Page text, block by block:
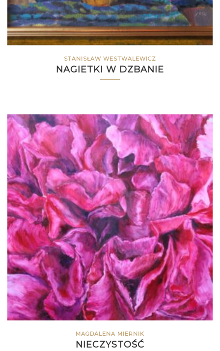
STANISŁAW WESTWALEWICZ
NAGIETKI W DZBANIE
MAGDALENA MIERNIK
NIECZYSTOŚĆ